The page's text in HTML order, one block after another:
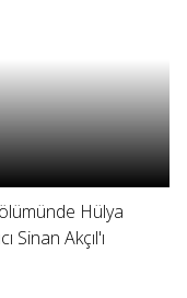
Hülya
Sinan Akçıl'ı